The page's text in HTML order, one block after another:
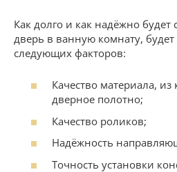
Как долго и как надёжно будет
дверь в ванную комнату, будет
следующих факторов:
Качество материала, из
дверное полотно;
Качество роликов;
Надёжность
Точность установки